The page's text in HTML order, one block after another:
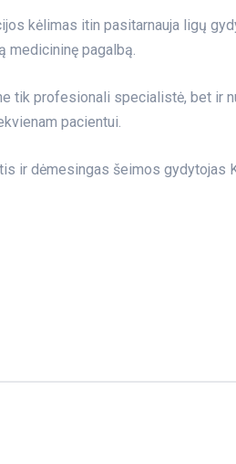
kėlimas itin pasitarnauja ligų
medicininę pagalbą.
tik profesionali specialistė, bet ir
pacientui.
ir dėmesingas šeimos gydytojas